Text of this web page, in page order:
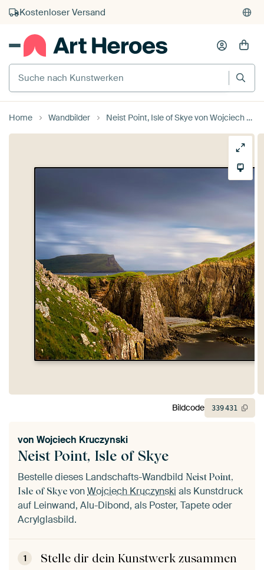
Kostenloser Versand
Kauf auf Rechnung
Individueller Druck auf Bestellung
Suche nach Kunstwerken
Home Wandbilder Neist Point, Isle of Skye von Wojciech Kruczynski
Neist Point, Isle of Skye
von Wojciech Kruczynski
Bestelle dieses Landschafts-Wandbild Neist Point,
Isle of Skye vonWojciech Kruczynski als Kunstdruck
auf Leinwand, Alu-Dibond, als Poster, Tapete oder
Acrylglasbild.
1 Stelle dir dein Kunstwerk zusammen
Bildcode 339431